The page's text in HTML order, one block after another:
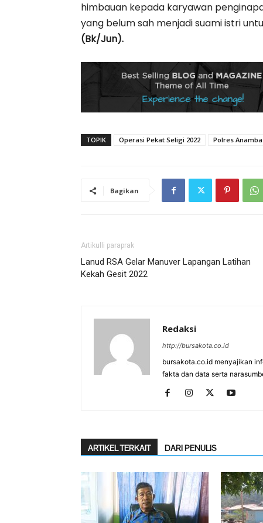
himbauan kepada karyawan
yang belum sah menjadi suami istri
(Bk/Jun).
TOPIK Operasi Pekat Seligi 2022 Polres
Bagikan
Artikulli paraprak
Lanud RSA Gelar Manuver Lapangan Latihan
Kekah Gesit 2022
Redaksi
http://bursakota.co.id
bursakota.co.id menyajikan
fakta dan data serta
ARTIKEL TERKAIT DARI PENULIS